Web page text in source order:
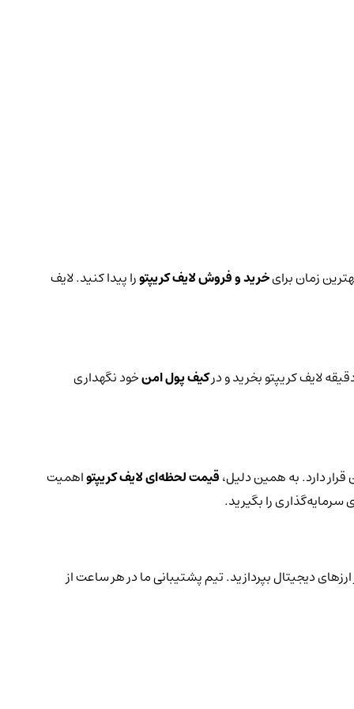
زمان برایخرید و فروش لایف کریپتورا پیدا کنید. لایف
لایف کریپتو بخرید و درکیف پول امنخود نگهداری
دارد. به همین دلیل،قیمت لحظه‌ای لایف کریپتواهمیت
را بگیرید.
دیجیتال بپردازید. تیم پشتیبانی ما در هر ساعت از